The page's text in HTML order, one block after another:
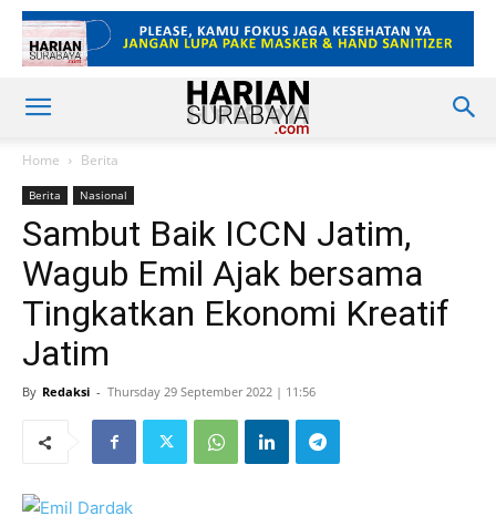
Home Berita
Berita Nasional
Sambut Baik ICCN Jatim,
Wagub Emil Ajak bersama
Tingkatkan Ekonomi Kreatif
Jatim
By Redaksi - Thursday 29 September 2022 | 11:56